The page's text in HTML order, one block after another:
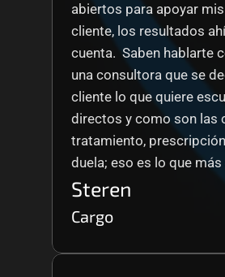
abiertos para apoyar
cliente, los resultados
cuenta.  Saben hablarte
una consultora que se
cliente lo que quiere
directos y como son las
tratamiento,
duela; eso es lo que
Steren
Cargo